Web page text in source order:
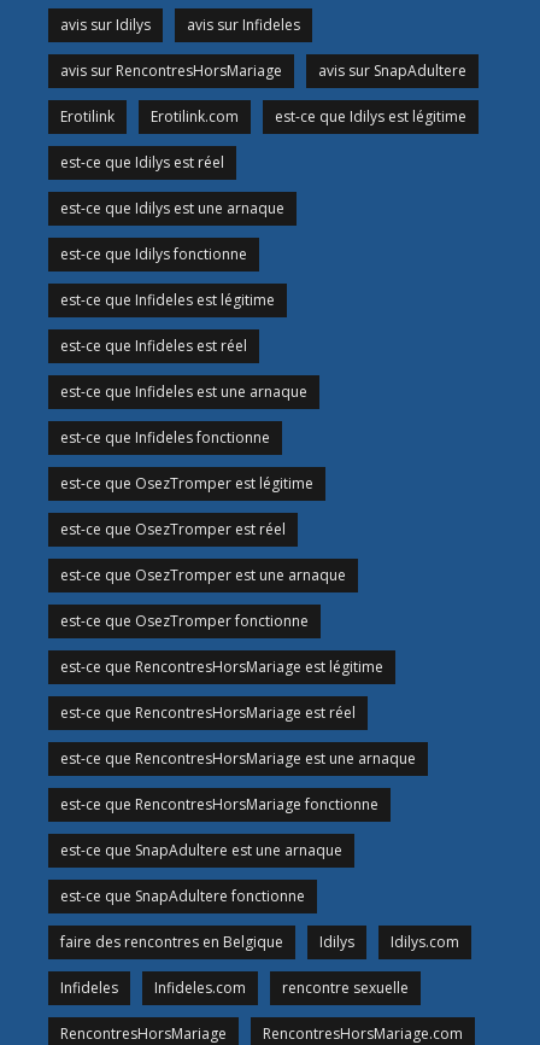
avis sur Idilys avis sur Infideles
avis sur RencontresHorsMariage avis sur SnapAdultere
Erotilink Erotilink.com est-ce que Idilys est légitime
est-ce que Idilys est réel
est-ce que Idilys est une arnaque
est-ce que Idilys fonctionne
est-ce que Infideles est légitime
est-ce que Infideles est réel
est-ce que Infideles est une arnaque
est-ce que Infideles fonctionne
est-ce que OsezTromper est légitime
est-ce que OsezTromper est réel
est-ce que OsezTromper est une arnaque
est-ce que OsezTromper fonctionne
est-ce que RencontresHorsMariage est légitime
est-ce que RencontresHorsMariage est réel
est-ce que RencontresHorsMariage est une arnaque
est-ce que RencontresHorsMariage fonctionne
est-ce que SnapAdultere est une arnaque
est-ce que SnapAdultere fonctionne
faire des rencontres en Belgique Idilys Idilys.com
Infideles Infideles.com rencontre sexuelle
RencontresHorsMariage RencontresHorsMariage.com